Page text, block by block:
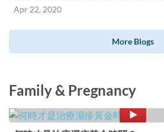
Apr 22, 2020
More Blogs
Family & Pregnancy